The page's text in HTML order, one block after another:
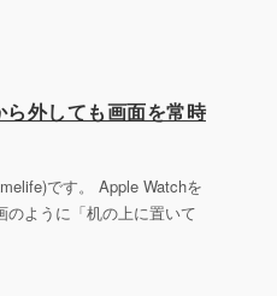
外しても画面を常時
です。 Apple Watchを
ように「机の上に置いて